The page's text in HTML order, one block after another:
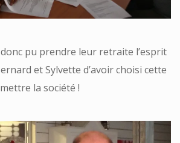
pu prendre leur retraite l’esprit
et Sylvette d’avoir choisi cette
la société !